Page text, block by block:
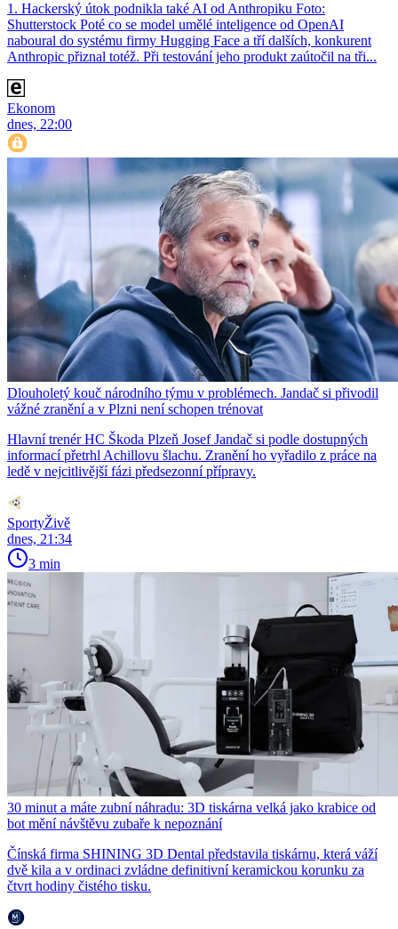
1. Hackerský útok podnikla také AI od Anthropiku Foto:
Shutterstock Poté co se model umělé inteligence od OpenAI
naboural do systému firmy Hugging Face a tří dalších, konkurent
Anthro­pic přiznal totéž. Při testování jeho produkt zaútočil na tři...
Ekonom
dnes, 22:00
Dlouholetý kouč národního týmu v problémech. Jandač si přivodil
vážné zranění a v Plzni není schopen trénovat
Hlavní trenér HC Škoda Plzeň Josef Jandač si podle dostupných
informací přetrhl Achillovu šlachu. Zranění ho vyřadilo z práce na
ledě v nejcitlivější fázi předsezonní přípravy.
SportyŽivě
dnes, 21:34
3 min
30 minut a máte zubní náhradu: 3D tiskárna velká jako krabice od
bot mění návštěvu zubaře k nepoznání
Čínská firma SHINING 3D Dental představila tiskárnu, která váží
dvě kila a v ordinaci zvládne definitivní keramickou korunku za
čtvrt hodiny čistého tisku.